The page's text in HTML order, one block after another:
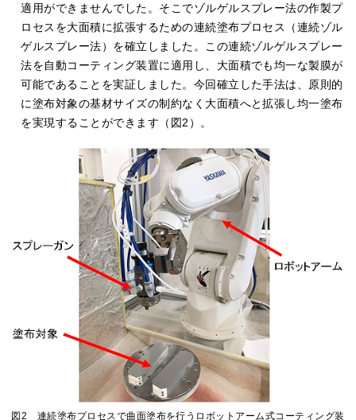
適用ができませんでした。そこでゾルゲルスプレー法の作製プ
ロセスを大面積に拡張するための連続塗布プロセス（連続ゾル
ゲルスプレー法）を確立しました。この連続ゾルゲルスプレー
法を自動コーティング装置に適用し、大面積でも均一な製膜が
可能であることを実証しました。今回確立した手法は、原則的
に塗布対象の基材サイズの制約なく大面積へと拡張し均一塗布
を実現することができます（図2）。
図2 連続塗布プロセスで曲面塗布を行うロボットアーム式コーティング装